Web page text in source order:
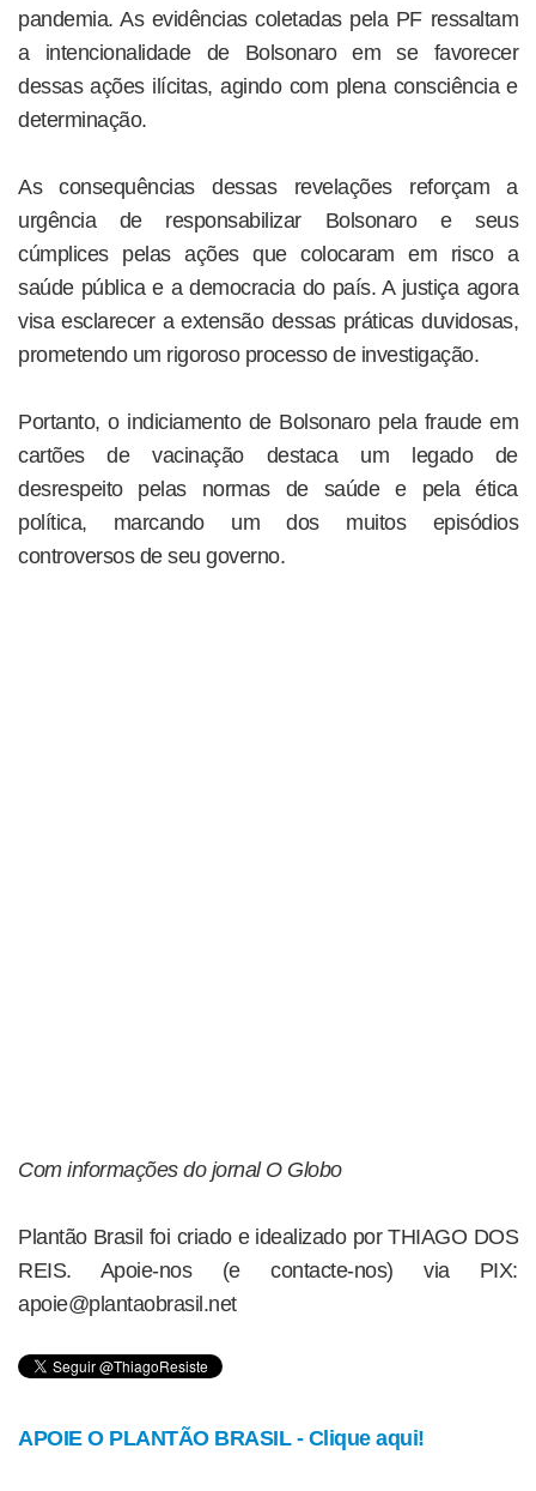
pandemia. As evidências coletadas pela PF ressaltam
a intencionalidade de Bolsonaro em se favorecer
dessas ações ilícitas, agindo com plena consciência e
determinação.
As consequências dessas revelações reforçam a
urgência de responsabilizar Bolsonaro e seus
cúmplices pelas ações que colocaram em risco a
saúde pública e a democracia do país. A justiça agora
visa esclarecer a extensão dessas práticas duvidosas,
prometendo um rigoroso processo de investigação.
Portanto, o indiciamento de Bolsonaro pela fraude em
cartões de vacinação destaca um legado de
desrespeito pelas normas de saúde e pela ética
política, marcando um dos muitos episódios
controversos de seu governo.
Com informações do jornal O Globo
Plantão Brasil foi criado e idealizado por THIAGO DOS
REIS. Apoie-nos (e contacte-nos) via PIX:
apoie@plantaobrasil.net
APOIE O PLANTÃO BRASIL - Clique aqui!